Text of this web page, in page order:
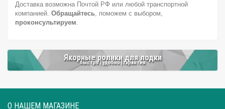
Город: Барнаул
Город: Тюмень Город: Казань
Доставка возможна Почтой РФ или любой транспортной
компанией. Обращайтесь, поможем с выбором,
проконсультируем.
Якорные ролики для лодки
быстро | удобно | гарантия
О НАШЕМ МАГАЗИНЕ